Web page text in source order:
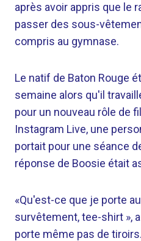
après avoir appris que le
passer des sous-
compris au gymnase.
Le natif de Baton Rouge
semaine alors qu'il
pour un nouveau rôle de
Instagram Live, une
portait pour une séance
réponse de Boosie était
«Qu'est-ce que je porte
survêtement, tee-shirt »,
porte même pas de